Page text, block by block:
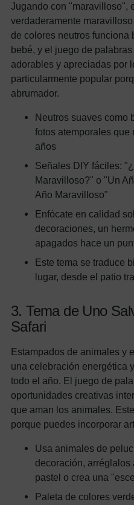
Jugando con "maravilloso",
verdaderamente
de colores neutros
bebé, y el juego de
adorables y apreciadas por
particularmente popular
abrumador.
Neutros suaves como
fotos atemporales que
años
Señales DIY fáciles:
Maravilloso?" o "Un
Año Maravilloso"
Enfócate en calidad
decoraciones, un
apagados hace un
Este tema se traduce
lugar, desde el patio
3. Tema de Uno
Safari
Estampados de animales y
una celebración energética
todo el año. El juego de
oportunidades creativas
que aman los animales.
porque puedes incorporar
Usa animales de
decoración,
pastel o crea una
Paleta de colores